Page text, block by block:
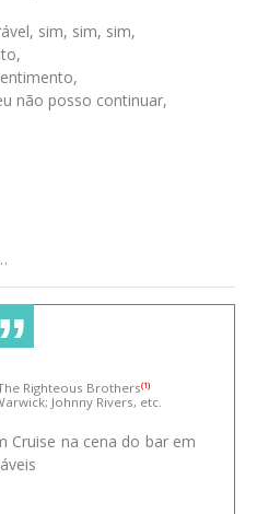
sim, sim, sim,
não posso continuar,
Righteous Brothers(1)
Johnny Rivers, etc.
Cruise na cena do bar em